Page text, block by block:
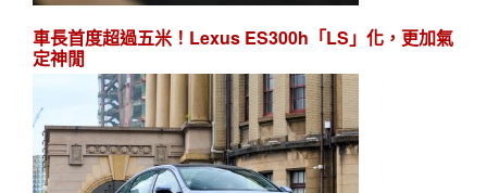
車長首度超過五米！Lexus ES300h「LS」化，更加氣
定神閒